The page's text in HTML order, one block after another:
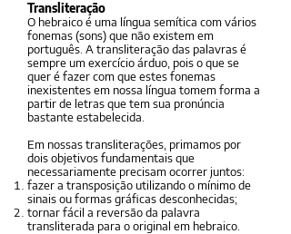
Transliteração
O hebraico é uma língua semítica com vários
fonemas (sons) que não existem em
português. A transliteração das palavras é
sempre um exercício árduo, pois o que se
quer é fazer com que estes fonemas
inexistentes em nossa língua tomem forma a
partir de letras que tem sua pronúncia
bastante estabelecida.
Em nossas transliterações, primamos por
dois objetivos fundamentais que
necessariamente precisam ocorrer juntos:
fazer a transposição utilizando o mínimo de
sinais ou formas gráficas desconhecidas;
tornar fácil a reversão da palavra
transliterada para o original em hebraico.